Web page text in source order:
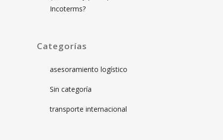
Incoterms?
Categorías
asesoramiento logístico
Sin categoría
transporte internacional